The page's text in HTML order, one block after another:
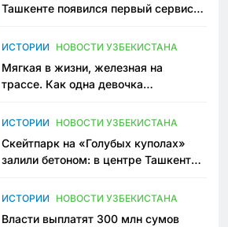
Ташкенте появился первый сервис
ИСТОРИИ НОВОСТИ УЗБЕКИСТАНА
Мягкая в жизни, железная на
трассе. Как одна девочка
Узбекистане
ИСТОРИИ НОВОСТИ УЗБЕКИСТАНА
Скейтпарк на «Голубых куполах»
залили бетоном: в центре Ташкента
пространство
ИСТОРИИ НОВОСТИ УЗБЕКИСТАНА
Власти выплатят 300 млн сумов